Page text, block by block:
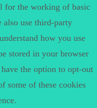
for the working of basic
use third-party
how you use
stored in your browser
the option to opt-out
some of these cookies